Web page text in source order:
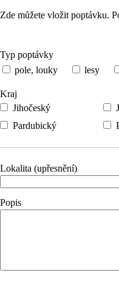
Zde můžete vložit poptávku.
Typ poptávky
pole, louky
lesy
Kraj
Jihočeský
Pardubický
Lokalita (upřesnění)
Popis